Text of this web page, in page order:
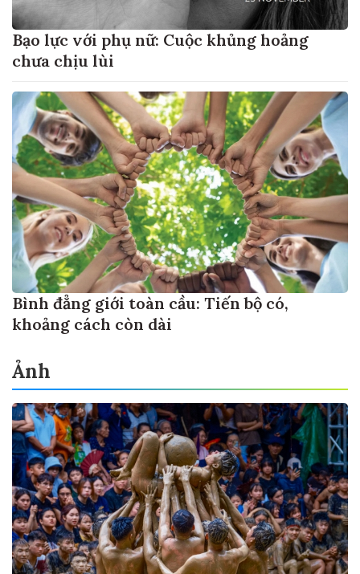
Bạo lực với phụ nữ: Cuộc khủng hoảng
chưa chịu lùi
Bình đẳng giới toàn cầu: Tiến bộ có,
khoảng cách còn dài
Ảnh